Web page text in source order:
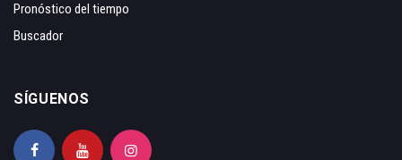
Pronóstico del tiempo
Buscador
SÍGUENOS